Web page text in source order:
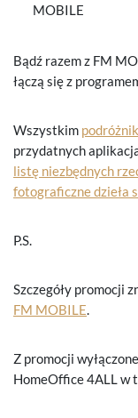
MOBILE
Bądź razem z FM
łączą się z
Wszystkim
przydatnych
listę niezbędnych
fotograficzne dzieła
P.S.
Szczegóły promocji
FM MOBILE.
Z promocji
HomeOffice 4ALL w